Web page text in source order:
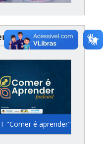
"Comer é aprender"